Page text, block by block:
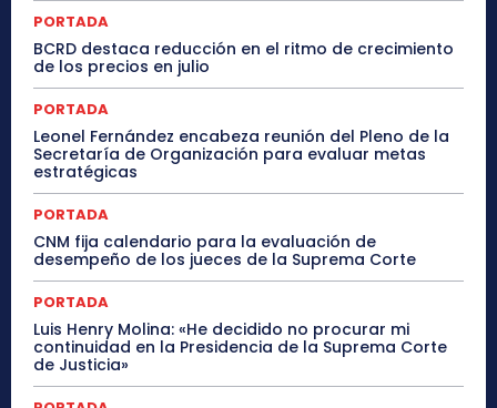
PORTADA
BCRD destaca reducción en el ritmo de crecimiento
de los precios en julio
PORTADA
Leonel Fernández encabeza reunión del Pleno de la
Secretaría de Organización para evaluar metas
estratégicas
PORTADA
CNM fija calendario para la evaluación de
desempeño de los jueces de la Suprema Corte
PORTADA
Luis Henry Molina: «He decidido no procurar mi
continuidad en la Presidencia de la Suprema Corte
de Justicia»